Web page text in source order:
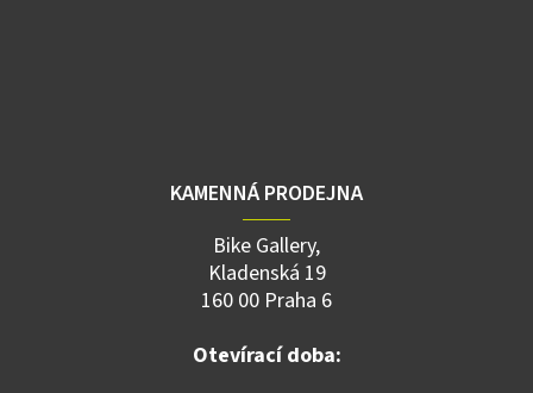
KAMENNÁ PRODEJNA
Bike Gallery,
Kladenská 19
160 00 Praha 6
Otevírací doba: